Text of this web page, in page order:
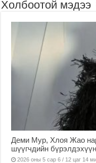
Холбоотой мэдээ
Деми Мур, Хлоя Жао
шүүгчдийн
2026 оны 5 сар 6 / 12 цаг 14